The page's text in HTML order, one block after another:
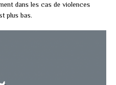
dans les cas de violences
plus bas.